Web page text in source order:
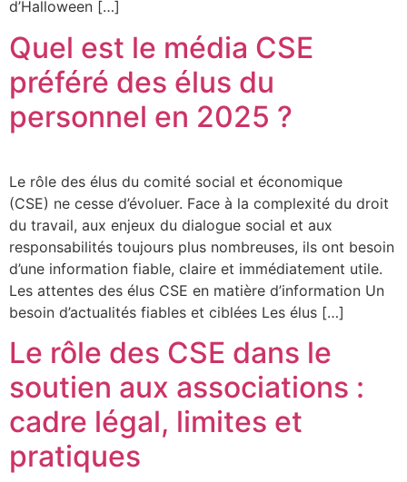
d’Halloween […]
Quel est le média CSE
préféré des élus du
personnel en 2025 ?
Le rôle des élus du comité social et économique
(CSE) ne cesse d’évoluer. Face à la complexité du droit
du travail, aux enjeux du dialogue social et aux
responsabilités toujours plus nombreuses, ils ont besoin
d’une information fiable, claire et immédiatement utile.
Les attentes des élus CSE en matière d’information Un
besoin d’actualités fiables et ciblées Les élus […]
Le rôle des CSE dans le
soutien aux associations :
cadre légal, limites et
pratiques